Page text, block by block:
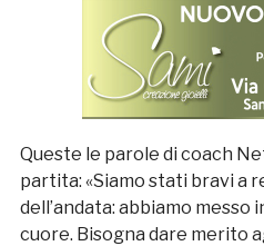
Queste le parole di coach
partita: «Siamo stati bravi a
dell’andata: abbiamo messo
cuore. Bisogna dare merito